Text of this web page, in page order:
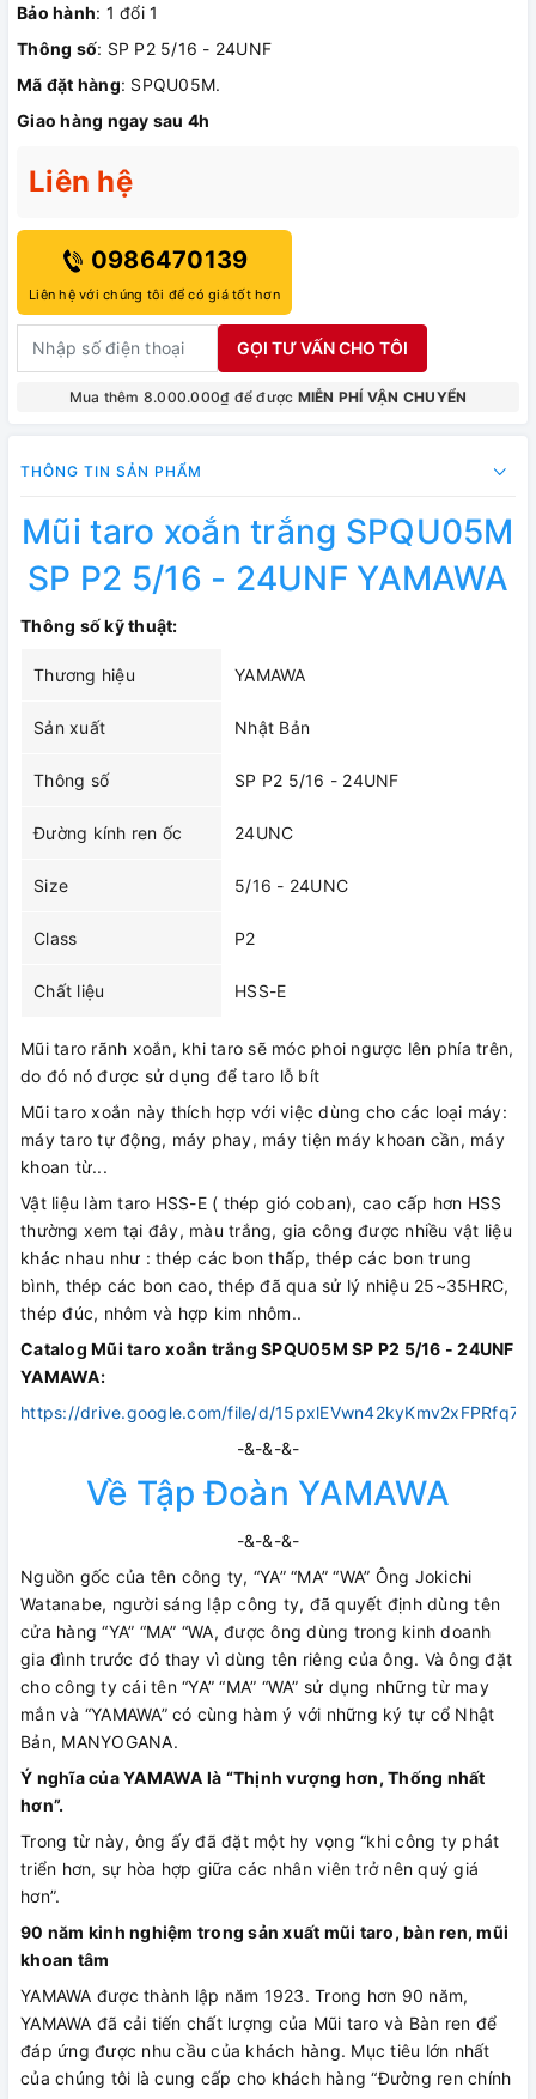
Bảo hành: 1 đổi 1
Thông số: SP P2 5/16 - 24UNF
Mã đặt hàng: SPQU05M.
Giao hàng ngay sau 4h
Liên hệ
0986470139
Liên hệ với chúng tôi để có giá tốt hơn
GỌI TƯ VẤN CHO TÔI
Mua thêm 8.000.000₫ để được MIỄN PHÍ VẬN CHUYỂN
THÔNG TIN SẢN PHẨM
Mũi taro xoắn trắng SPQU05M
SP P2 5/16 - 24UNF YAMAWA
Thông số kỹ thuật:
Thương hiệu YAMAWA
Sản xuất Nhật Bản
Thông số SP P2 5/16 - 24UNF
Đường kính ren ốc 24UNC
Size 5/16 - 24UNC
Class P2
Chất liệu HSS-E
Mũi taro rãnh xoắn, khi taro sẽ móc phoi ngược lên phía trên,
do đó nó được sử dụng để taro lỗ bít
Mũi taro xoắn này thích hợp với việc dùng cho các loại máy:
máy taro tự động, máy phay, máy tiện máy khoan cần, máy
khoan từ...
Vật liệu làm taro HSS-E ( thép gió coban), cao cấp hơn HSS
thường xem tại đây, màu trắng, gia công được nhiều vật liệu
khác nhau như : thép các bon thấp, thép các bon trung
bình, thép các bon cao, thép đã qua sử lý nhiệu 25~35HRC,
thép đúc, nhôm và hợp kim nhôm..
Catalog Mũi taro xoắn trắng SPQU05M SP P2 5/16 - 24UNF
YAMAWA:
https://drive.google.com/file/d/
-&-&-&-
Về Tập Đoàn YAMAWA
-&-&-&-
Nguồn gốc của tên công ty, “YA” “MA” “WA” Ông Jokichi
Watanabe, người sáng lập công ty, đã quyết định dùng tên
cửa hàng “YA” “MA” “WA, được ông dùng trong kinh doanh
gia đình trước đó thay vì dùng tên riêng của ông. Và ông đặt
cho công ty cái tên “YA” “MA” “WA” sử dụng những từ may
mắn và “YAMAWA” có cùng hàm ý với những ký tự cổ Nhật
Bản, MANYOGANA.
Ý nghĩa của YAMAWA là “Thịnh vượng hơn, Thống nhất
hơn”.
Trong từ này, ông ấy đã đặt một hy vọng “khi công ty phát
triển hơn, sự hòa hợp giữa các nhân viên trở nên quý giá
hơn”.
90 năm kinh nghiệm trong sản xuất mũi taro, bàn ren, mũi
khoan tâm
YAMAWA được thành lập năm 1923. Trong hơn 90 năm,
YAMAWA đã cải tiến chất lượng của Mũi taro và Bàn ren để
đáp ứng được nhu cầu của khách hàng. Mục tiêu lớn nhất
của chúng tôi là cung cấp cho khách hàng “Đường ren chính